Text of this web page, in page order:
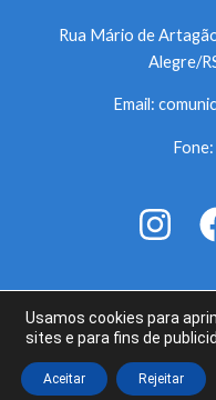
Rua Mário de
Alegre/
Email:
Copyright © 2026
Usamos cookies para
sites e para fins de
Aceitar Rejeitar